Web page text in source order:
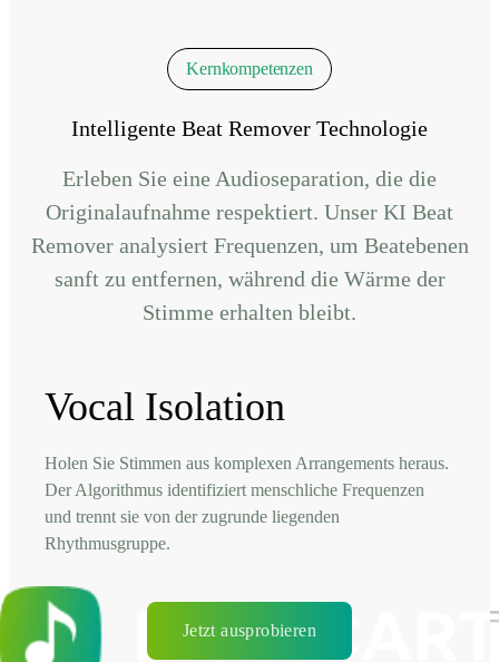
Kernkompetenzen
Intelligente Beat Remover Technologie
Erleben Sie eine Audioseparation, die die
Originalaufnahme respektiert. Unser KI Beat
Remover analysiert Frequenzen, um Beatebenen
sanft zu entfernen, während die Wärme der
Stimme erhalten bleibt.
Vocal Isolation
Holen Sie Stimmen aus komplexen Arrangements heraus.
Der Algorithmus identifiziert menschliche Frequenzen
und trennt sie von der zugrunde liegenden
Rhythmusgruppe.
Jetzt ausprobieren